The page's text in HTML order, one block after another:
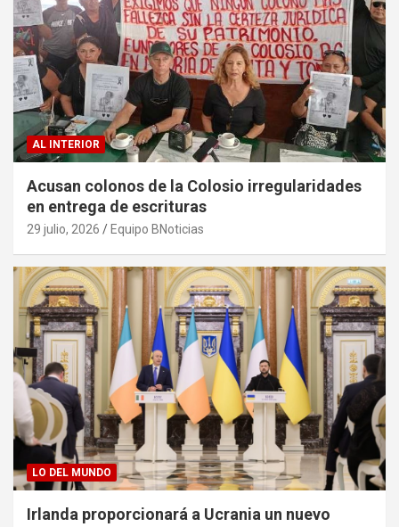
AL INTERIOR
Acusan colonos de la Colosio irregularidades
en entrega de escrituras
29 julio, 2026 Equipo BNoticias
LO DEL MUNDO
Irlanda proporcionará a Ucrania un nuevo